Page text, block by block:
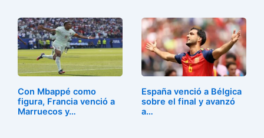
Con Mbappé como
figura, Francia venció a
Marruecos y…
España venció a Bélgica
sobre el final y avanzó
a…